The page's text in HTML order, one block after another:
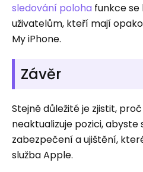
sledování poloha funkce
uživatelům, kteří mají
My iPhone.
Závěr
Stejně důležité je zjistit,
neaktualizuje pozici, abyste
zabezpečení a ujištění,
služba Apple.